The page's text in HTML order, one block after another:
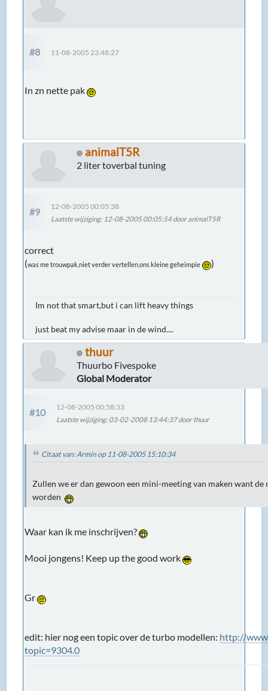
#8 11-08-2005 23:48:27
In zn nette pak
animalT5R
2 liter toverbal tuning
#9
12-08-2005 00:05:38
Laatste wijziging: 12-08-2005 00:05:54 door animalT5R
correct
(was me trouwpak,niet verder vertellen,ons kleine geheimpie )
Im not that smart,but i can lift heavy things
just beat my advise maar in de wind....
thuur
Thuurbo Fivespoke
Global Moderator
#10
12-08-2005 00:58:33
Laatste wijziging: 03-02-2008 13:44:37 door thuur
Citaat van: Armin op 11-08-2005 15:10:34
Zullen we er dan gewoon een mini-meeting van maken want de
worden
Waar kan ik me inschrijven?
Mooi jongens! Keep up the good work
Gr
edit: hier nog een topic over de turbo modellen: http://
topic=9304.0